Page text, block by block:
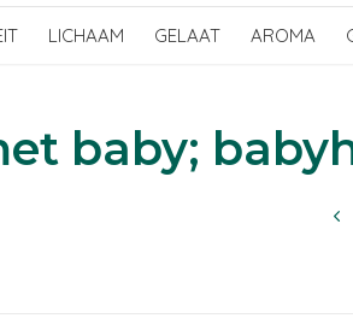
LICHAAM GELAAT AROMA
baby;